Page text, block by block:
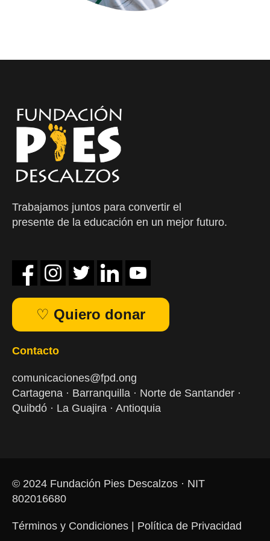
Trabajamos juntos para convertir el
presente de la educación en un mejor futuro.
♡ Quiero donar
Contacto
comunicaciones@fpd.ong
Cartagena · Barranquilla · Norte de Santander ·
Quibdó · La Guajira · Antioquia
© 2024 Fundación Pies Descalzos · NIT
802016680
Términos y Condiciones | Política de Privacidad